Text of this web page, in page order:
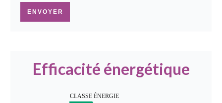
ENVOYER
Efficacité énergétique